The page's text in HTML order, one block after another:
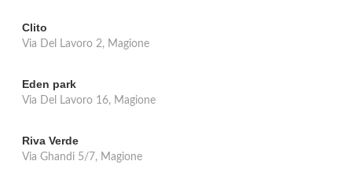
Clito
Via Del Lavoro 2, Magione
Eden park
Via Del Lavoro 16, Magione
Riva Verde
Via Ghandi 5/7, Magione